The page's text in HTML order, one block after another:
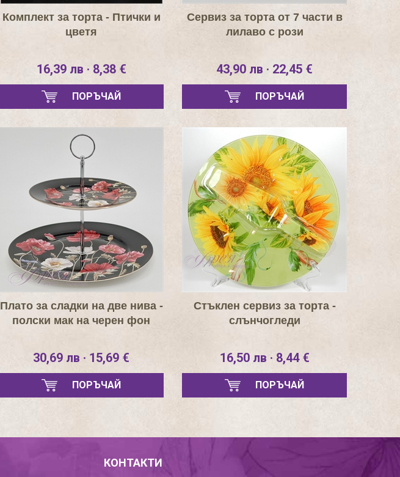
Комплект за торта - Птички и
цветя
16,39 лв · 8,38 €
ПОРЪЧАЙ
Сервиз за торта от 7 части в
лилаво с рози
43,90 лв · 22,45 €
ПОРЪЧАЙ
Плато за сладки на две нива -
полски мак на черен фон
30,69 лв · 15,69 €
ПОРЪЧАЙ
Стъклен сервиз за торта -
слънчогледи
16,50 лв · 8,44 €
ПОРЪЧАЙ
КОНТАКТИ